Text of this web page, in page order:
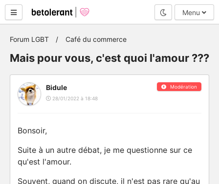
Mode nuit
Menu
Forum LGBT Café du commerce
Mais pour vous, c'est quoi l'amour ???
Modération
Bidule
28/01/2022 à 18:48
Bonsoir,
Suite à un autre débat, je me questionne sur ce
qu'est l'amour.
Souvent, quand on discute, il n'est pas rare qu'au